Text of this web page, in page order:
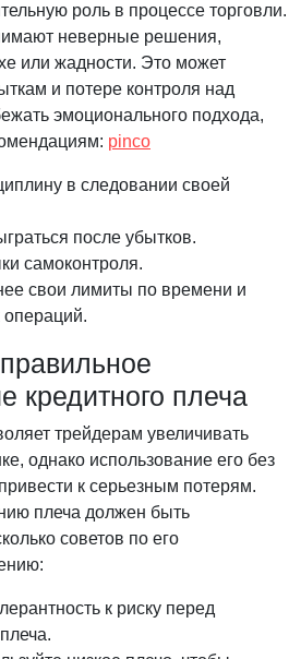
роль в процессе торговли.
неверные решения,
или жадности. Это может
и потере контроля над
эмоционального подхода,
pinco
в следовании своей
после убытков.
самоконтроля.
свои лимиты по времени и
кредитного плеча
трейдерам увеличивать
однако использование его без
к серьезным потерям.
плеча должен быть
советов по его
к риску перед